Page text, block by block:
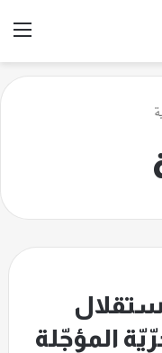
المؤجّلة